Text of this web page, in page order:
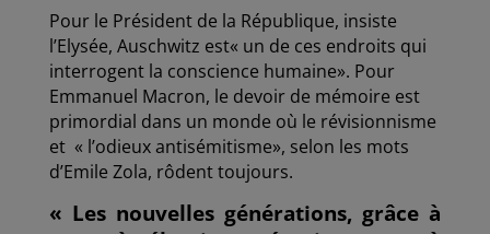
Pour le Président de la République, insiste
l’Elysée, Auschwitz est« un de ces endroits qui
interrogent la conscience humaine». Pour
Emmanuel Macron, le devoir de mémoire est
primordial dans un monde où le révisionnisme
et « l’odieux antisémitisme», selon les mots
d’Emile Zola, rôdent toujours.
« Les nouvelles générations, grâce à